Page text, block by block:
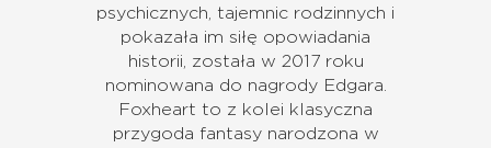
psychicznych, tajemnic rodzinnych i
pokazała im siłę opowiadania
historii, została w 2017 roku
nominowana do nagrody Edgara.
Foxheart to z kolei klasyczna
przygoda fantasy narodzona w